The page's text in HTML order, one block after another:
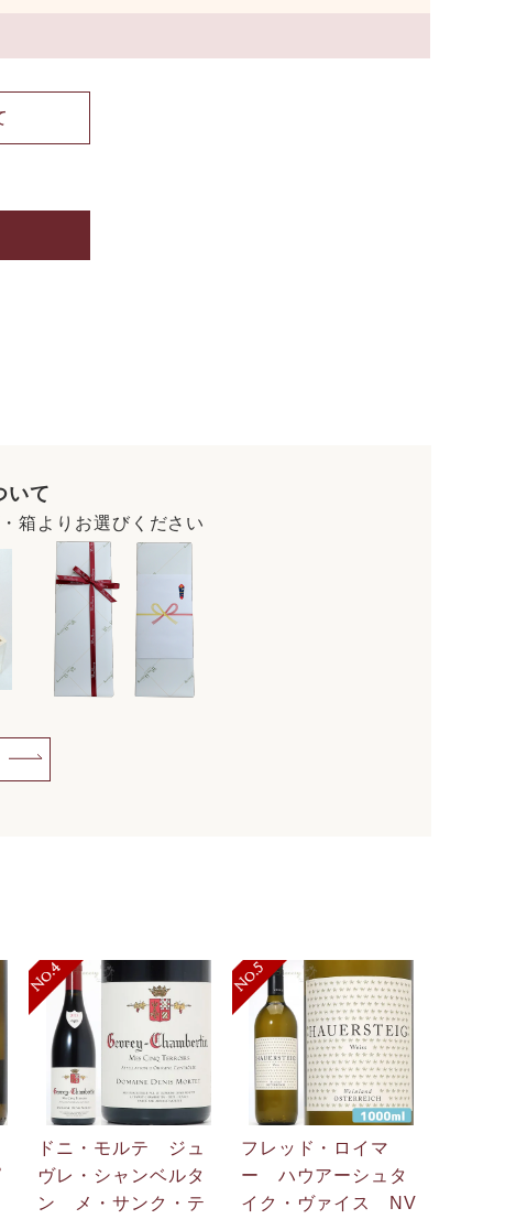
いて
箱よりお選びください
ドニ・モルテ ジュ
ヴレ・シャンベルタ
ン メ・サンク・テ
フレッド・ロイマ
ー ハウアーシュタ
イク・ヴァイス NV